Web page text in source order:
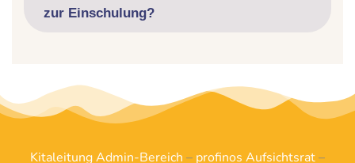
zur Einschulung?
Kitaleitung Admin-Bereich – profinos Aufsichtsrat–